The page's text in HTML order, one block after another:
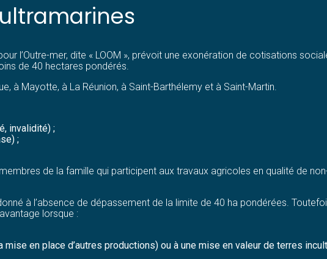
l’Outre-mer, dite « LOOM », prévoit une exonération de cotisations
de 40 hectares pondérés.
à Mayotte, à La Réunion, à Saint-Barthélemy et à Saint-Martin.
invalidité) ;
;
de la famille qui participent aux travaux agricoles en qualité de
à l’absence de dépassement de la limite de 40 ha pondérées.
lorsque :
en place d’autres productions) ou à une mise en valeur de terres